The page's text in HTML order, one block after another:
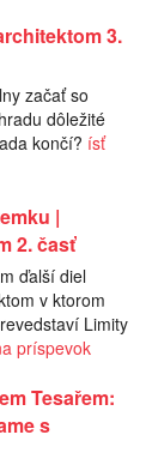
3.
začať so
dôležité
končí? ísť
|
2. časť
ďalší diel
v ktorom
Limity
príspevok
Tesařem:
s